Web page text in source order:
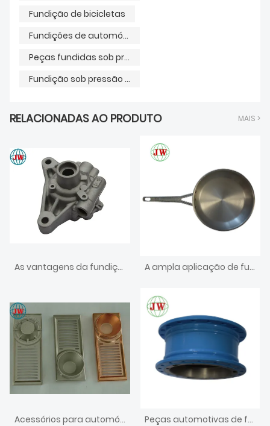
Fundição de bicicletas
Fundições de automóveis
Peças fundidas sob pressão da Land Rover
Fundição sob pressão em câmara fria
RELACIONADAS AO PRODUTO MAIS >
As vantagens da fundição sob pressão na indústria automotiva A ampla aplicação de fundição sob pressão de alumínio em produtos de panificação
Acessórios para automóveis de fundição sob pressão de alumínio Peças automotivas de fundição sob pressão de alumínio